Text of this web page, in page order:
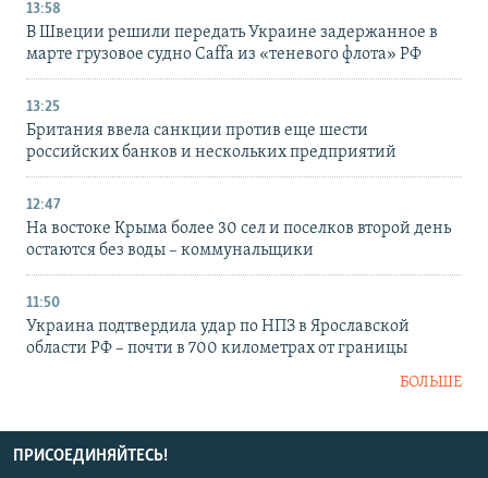
13:58
В Швеции решили передать Украине задержанное в
марте грузовое судно Caffa из «теневого флота» РФ
13:25
Британия ввела санкции против еще шести
российских банков и нескольких предприятий
12:47
На востоке Крыма более 30 сел и поселков второй день
остаются без воды – коммунальщики
11:50
Украина подтвердила удар по НПЗ в Ярославской
области РФ – почти в 700 километрах от границы
БОЛЬШЕ
ПРИСОЕДИНЯЙТЕСЬ!